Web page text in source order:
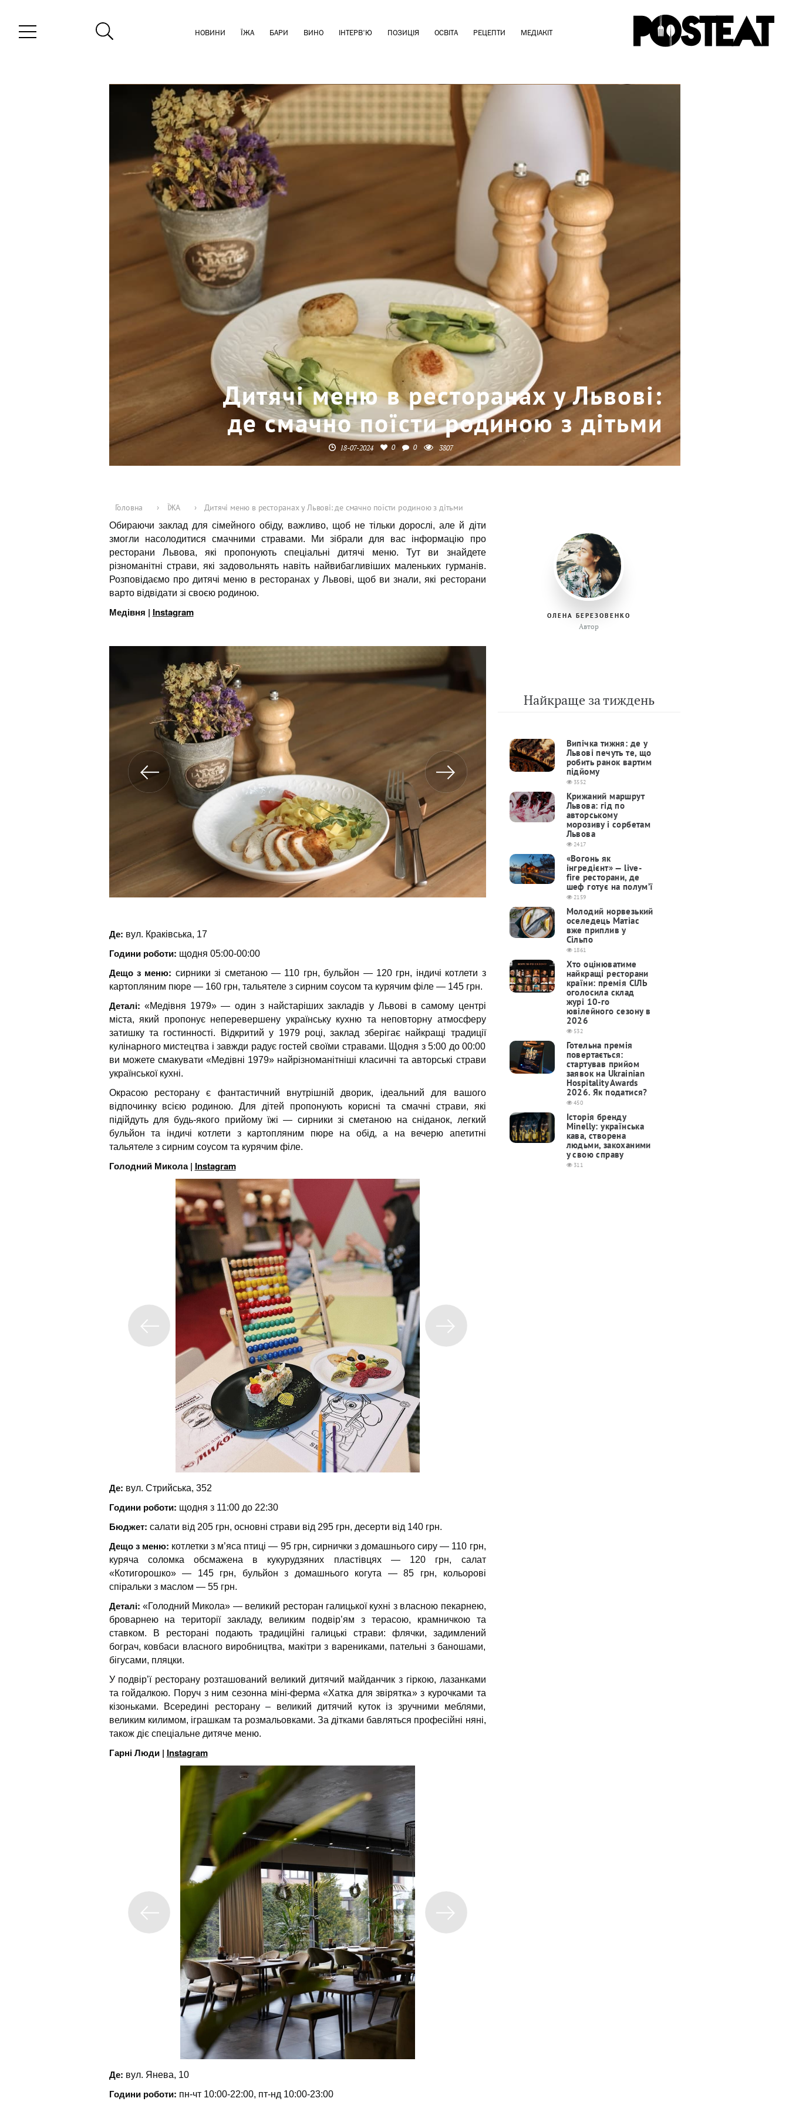
НОВИНИ ЇЖА БАРИ ВИНО ІНТЕРВ'Ю ПОЗИЦІЯ ОСВІТА РЕЦЕПТИ МЕДІАКІТ
Дитячі меню в ресторанах у Львові:
де смачно поїсти родиною з дітьми
18-07-2024 0 0 3807
Головна › ЇЖА › Дитячі меню в ресторанах у Львові: де смачно поїсти родиною з дітьми
Обираючи заклад для сімейного обіду, важливо, щоб не тільки дорослі, але й діти
змогли насолодитися смачними стравами. Ми зібрали для вас інформацію про
ресторани Львова, які пропонують спеціальні дитячі меню. Тут ви знайдете
різноманітні страви, які задовольнять навіть найвибагливіших маленьких гурманів.
Розповідаємо про дитячі меню в ресторанах у Львові, щоб ви знали, які ресторани
варто відвідати зі своєю родиною.
Медівня | Instagram
Де: вул. Краківська, 17
Години роботи: щодня 05:00-00:00
Дещо з меню: сирники зі сметаною — 110 грн, бульйон — 120 грн, індичі котлети з
картопляним пюре — 160 грн, тальятеле з сирним соусом та курячим філе — 145 грн.
Деталі: «Медівня 1979» — один з найстаріших закладів у Львові в самому центрі
міста, який пропонує неперевершену українську кухню та неповторну атмосферу
затишку та гостинності. Відкритий у 1979 році, заклад зберігає найкращі традиції
кулінарного мистецтва і завжди радує гостей своїми стравами. Щодня з 5:00 до 00:00
ви можете смакувати «Медівні 1979» найрізноманітніші класичні та авторські страви
української кухні.
Окрасою ресторану є фантастичний внутрішній дворик, ідеальний для вашого
відпочинку всією родиною. Для дітей пропонують корисні та смачні страви, які
підійдуть для будь-якого прийому їжі — сирники зі сметаною на сніданок, легкий
бульйон та індичі котлети з картопляним пюре на обід, а на вечерю апетитні
тальятеле з сирним соусом та курячим філе.
Голодний Микола | Instagram
Де: вул. Стрийська, 352
Години роботи: щодня з 11:00 до 22:30
Бюджет: салати від 205 грн, основні страви від 295 грн, десерти від 140 грн.
Дещо з меню: котлетки з м’яса птиці — 95 грн, сирнички з домашнього сиру — 110 грн,
куряча соломка обсмажена в кукурудзяних пластівцях — 120 грн, салат
«Котигорошко» — 145 грн, бульйон з домашнього когута — 85 грн, кольорові
спіральки з маслом — 55 грн.
Деталі: «Голодний Микола» — великий ресторан галицької кухні з власною пекарнею,
броварнею на території закладу, великим подвір’ям з терасою, крамничкою та
ставком. В ресторані подають традиційні галицькі страви: флячки, задимлений
бограч, ковбаси власного виробництва, макітри з варениками, пательні з баношами,
бігусами, пляцки.
У подвір’ї ресторану розташований великий дитячий майданчик з гіркою, лазанками
та гойдалкою. Поруч з ним сезонна міні-ферма «Хатка для звірятка» з курочками та
кізоньками. Всередині ресторану – великий дитячий куток із зручними меблями,
великим килимом, іграшкам та розмальовками. За дітками бавляться професійні няні,
також діє спеціальне дитяче меню.
Гарні Люди | Instagram
Де: вул. Янева, 10
Години роботи: пн-чт 10:00-22:00, пт-нд 10:00-23:00
ОЛЕНА БЕРЕЗОВЕНКО
Автор
Найкраще за тиждень
Випічка тижня: де у
Львові печуть те, що
робить ранок вартим
підйому
3552
Крижаний маршрут
Львова: гід по
авторському
морозиву і сорбетам
Львова
2417
«Вогонь як
інгредієнт» — live-
fire ресторани, де
шеф готує на полум’ї
2159
Молодий норвезький
оселедець Матіас
вже приплив у
Сільпо
1861
Хто оцінюватиме
найкращі ресторани
країни: премія СІЛЬ
оголосила склад
журі 10-го
ювілейного сезону в
2026
532
Готельна премія
повертається:
cтартував прийом
заявок на Ukrainian
Hospitality Awards
2026. Як податися?
450
Історія бренду
Minelly: українська
кава, створена
людьми, закоханими
у свою справу
311